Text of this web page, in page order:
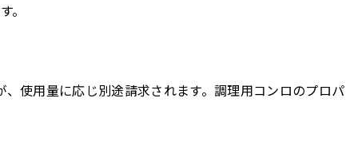
。
使用量に応じ別途請求されます。調理用コンロのプロパ